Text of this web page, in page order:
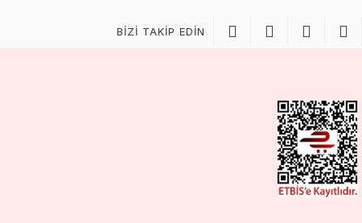
BİZİ TAKİP EDİN